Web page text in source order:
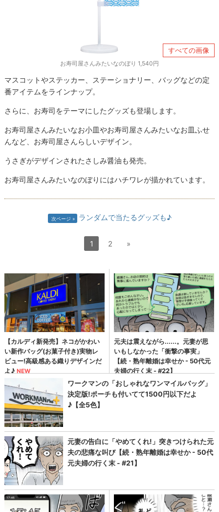
すべての画像
お寿司屋さんみたいなのぼり 1,540円
マスコットやステッカー、ステーショナリー、バッグなどの定
番アイテムをラインナップ。
さらに、お寿司をテーマにしたグッズも登場します。
お寿司屋さんみたいなお小皿やお寿司屋さんみたいなお皿ふせ
んなど、お寿司屋さんらしいデザイン。
うさぎがデザインされたさしみ醤油も発売。
お寿司屋さんみたいなのぼりにはハチワレが描かれています。
次ページ ランダムで当たるグッズも♪
1 2 »